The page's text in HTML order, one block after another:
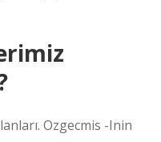
Ozgecmis -Inin